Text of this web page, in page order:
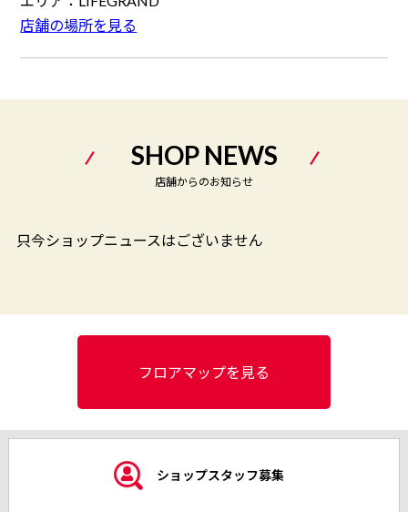
店舗の場所を見る
SHOP NEWS
店舗からのお知らせ
只今ショップニュースはございません
フロアマップを見る
ショップスタッフ募集